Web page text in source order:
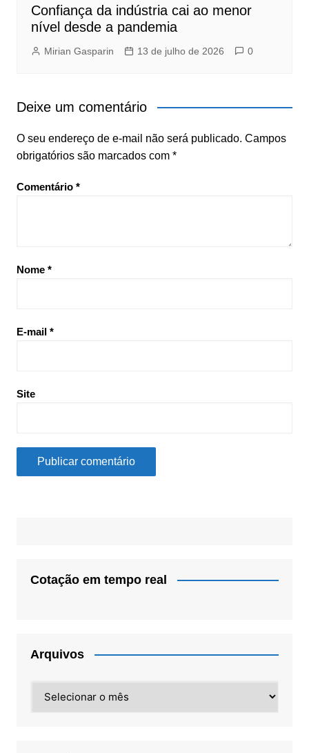
Confiança da indústria cai ao menor
nível desde a pandemia
Mirian Gasparin 13 de julho de 2026 0
Deixe um comentário
O seu endereço de e-mail não será publicado. Campos
obrigatórios são marcados com *
Comentário *
Nome *
E-mail *
Site
Cotação em tempo real
Arquivos